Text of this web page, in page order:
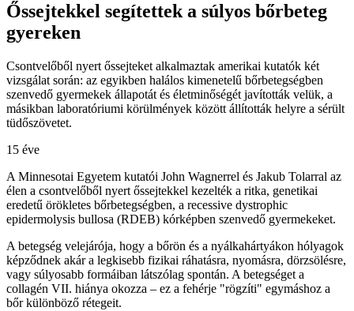
Őssejtekkel segítettek a súlyos bőrbeteg
gyereken
Csontvelőből nyert őssejteket alkalmaztak amerikai kutatók két
vizsgálat során: az egyikben halálos kimenetelű bőrbetegségben
szenvedő gyermekek állapotát és életminőségét javították velük, a
másikban laboratóriumi körülmények között állították helyre a sérült
tüdőszövetet.
15 éve
A Minnesotai Egyetem kutatói John Wagnerrel és Jakub Tolarral az
élen a csontvelőből nyert őssejtekkel kezelték a ritka, genetikai
eredetű örökletes bőrbetegségben, a recessive dystrophic
epidermolysis bullosa (RDEB) kórképben szenvedő gyermekeket.
A betegség velejárója, hogy a bőrön és a nyálkahártyákon hólyagok
képződnek akár a legkisebb fizikai ráhatásra, nyomásra, dörzsölésre,
vagy súlyosabb formáiban látszólag spontán. A betegséget a
collagén VII. hiánya okozza – ez a fehérje "rögzíti" egymáshoz a
bőr különböző rétegeit.